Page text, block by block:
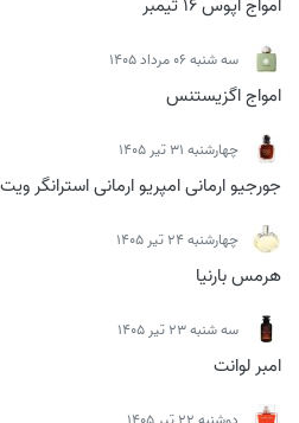
سه شنبه 06 مرداد 1405
امواج اگزیستنس
چهارشنبه 31 تیر 1405
جورجیو ارمانی امپریو ارمانی استرانگر
چهارشنبه 24 تیر 1405
هرمس بارنیا
سه شنبه 23 تیر 1405
امبر لوانت